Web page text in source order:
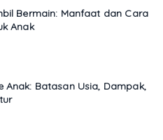
Bermain: Manfaat dan Cara
Anak
Anak: Batasan Usia, Dampak,